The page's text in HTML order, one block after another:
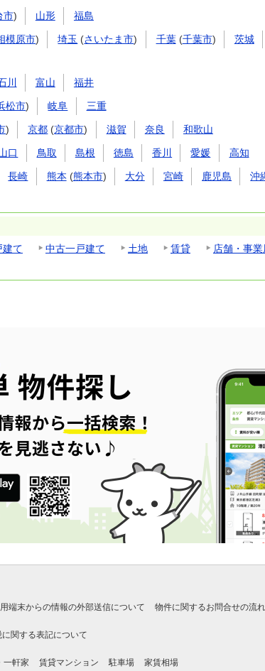
市) 山形 福島
模原市) 埼玉 (さいたま市) 千葉(千葉市) 茨城
川 富山 福井
松市) 岐阜 三重
) 京都 (京都市) 滋賀 奈良 和歌山
口 鳥取 島根 徳島 香川 愛媛 高知
長崎 熊本 (熊本市) 大分 宮崎 鹿児島 沖
建て 中古一戸建て 土地 賃貸
店舗・事業
端末からの情報の外部送信について 物件に関するお問合せの流れ
に関する表記について
一軒家 賃貸マンション 駐車場 家賃相場